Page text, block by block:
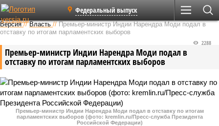
Федеральный выпуск
Версия //Власть //Премьер-министр Индии Нарендра Моди подал в
отставку по итогам парламентских выборов
Премьер-министр Индии Нарендра Моди подал в
отставку по итогам парламентских выборов
2288
Премьер-министр Индии Нарендра Моди подал в отставку по итогам
парламентских выборов (фото: kremlin.ru/Пресс-служба Президента
Российской Федерации)